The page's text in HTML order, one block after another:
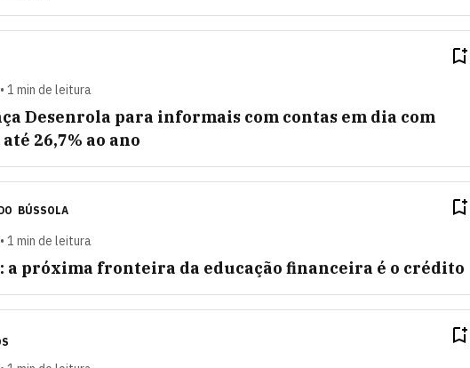
1 min de leitura
Desenrola para informais com contas em dia com
26,7% ao ano
BÚSSOLA
1 min de leitura
a próxima fronteira da educação financeira é o crédito